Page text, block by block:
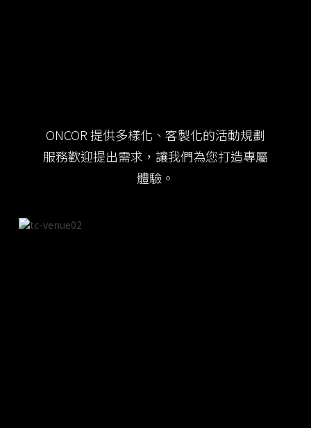
ONCOR 提供多樣化、客製化的活動規劃
服務歡迎提出需求，讓我們為您打造專屬
體驗。